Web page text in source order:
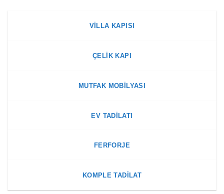
VILLA KAPISI
ÇELIK KAPI
MUTFAK MOBILYASI
EV TADILATI
FERFORJE
KOMPLE TADILAT